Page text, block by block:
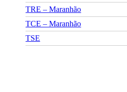
TRE – Maranhão
TCE – Maranhão
TSE